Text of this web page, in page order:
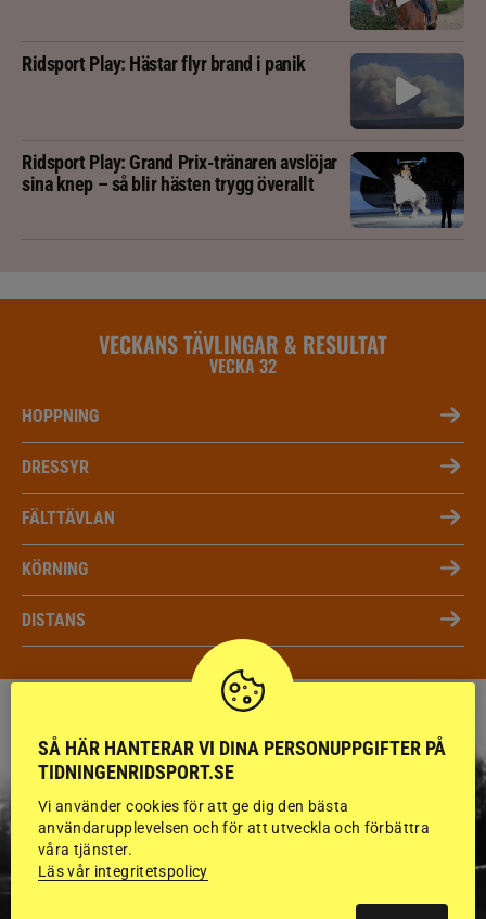
Ridsport Play: Hästar flyr brand i panik
Ridsport Play: Grand Prix-tränaren avslöjar
sina knep – så blir hästen trygg överallt
VECKANS TÄVLINGAR & RESULTAT
VECKA 32
HOPPNING
DRESSYR
FÄLTTÄVLAN
KÖRNING
DISTANS
SÅ HÄR HANTERAR VI DINA PERSONUPPGIFTER PÅ
TIDNINGENRIDSPORT.SE
Vi använder cookies för att ge dig den bästa
användarupplevelsen och för att utveckla och förbättra
våra tjänster.
Läs vår integritetspolicy